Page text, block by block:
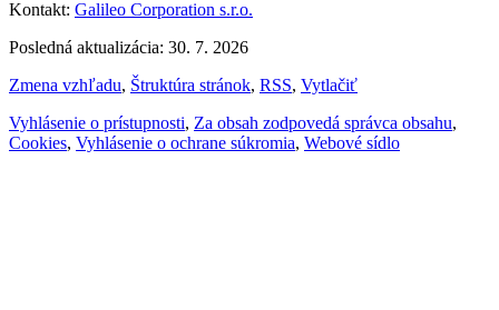
Kontakt: Galileo Corporation s.r.o.
Posledná aktualizácia: 30. 7. 2026
Zmena vzhľadu, Štruktúra stránok, RSS, Vytlačiť
Vyhlásenie o prístupnosti, Za obsah zodpovedá správca obsahu,
Cookies, Vyhlásenie o ochrane súkromia, Webové sídlo